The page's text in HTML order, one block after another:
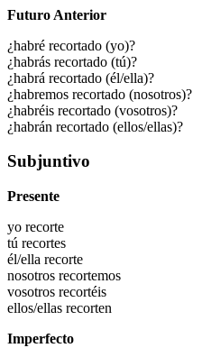
Futuro Anterior
¿habré recortado (yo)?
¿habrás recortado (tú)?
¿habrá recortado (él/ella)?
¿habremos recortado (nosotros)?
¿habréis recortado (vosotros)?
¿habrán recortado (ellos/ellas)?
Subjuntivo
Presente
yo recorte
tú recortes
él/ella recorte
nosotros recortemos
vosotros recortéis
ellos/ellas recorten
Imperfecto